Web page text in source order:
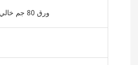
ورق 80 جم خالي من الخشب